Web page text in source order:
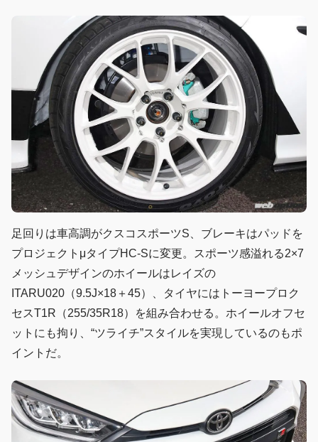
足回りは車高調がクスコスポーツS、ブレーキはパッドを
プロジェクトμタイプHC-Sに変更。スポーツ感溢れる2×7
メッシュデザインのホイールはレイズの
ITARU020（9.5J×18＋45）、タイヤにはトーヨープロク
セスT1R（255/35R18）を組み合わせる。ホイールオフセ
ットにも拘り、“ツライチ”スタイルを実現しているのもポ
イントだ。